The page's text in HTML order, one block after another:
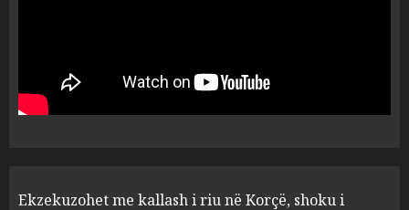
1
ndoqi vrenda pallatit dhe e
vrau: Çfarë thonë fqinjët
AUGUST 8, 2026
zjarresh në 8 qarqe
Ekzekuzohet me kallash i riu në Korçë, shoku i